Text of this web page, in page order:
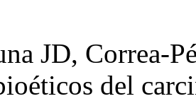
JD, Correa-
del